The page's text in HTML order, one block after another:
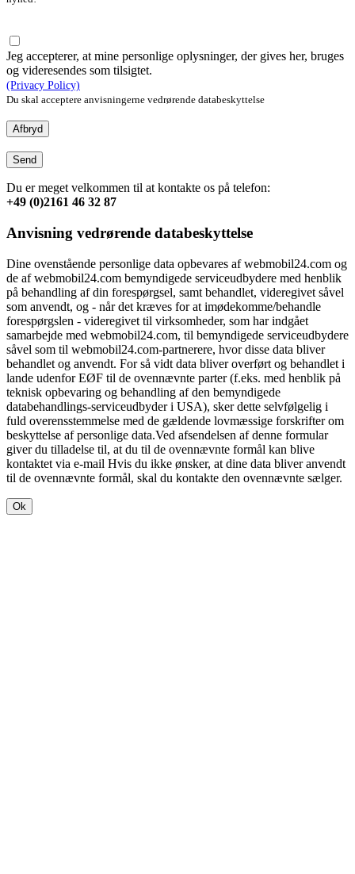
Jeg accepterer, at mine personlige oplysninger, der gives her, bruges
og videresendes som tilsigtet.
(Privacy Policy)
Du skal acceptere anvisningerne vedrørende databeskyttelse
Afbryd
Send
Du er meget velkommen til at kontakte os på telefon:
+49 (0)2161 46 32 87
Anvisning vedrørende databeskyttelse
Dine ovenstående personlige data opbevares af webmobil24.com og
de af webmobil24.com bemyndigede serviceudbydere med henblik
på behandling af din forespørgsel, samt behandlet, videregivet såvel
som anvendt, og - når det kræves for at imødekomme/behandle
forespørgslen - videregivet til virksomheder, som har indgået
samarbejde med webmobil24.com, til bemyndigede serviceudbydere
såvel som til webmobil24.com-partnerere, hvor disse data bliver
behandlet og anvendt. For så vidt data bliver overført og behandlet i
lande udenfor EØF til de ovennævnte parter (f.eks. med henblik på
teknisk opbevaring og behandling af den bemyndigede
databehandlings-serviceudbyder i USA), sker dette selvfølgelig i
fuld overensstemmelse med de gældende lovmæssige forskrifter om
beskyttelse af personlige data.Ved afsendelsen af denne formular
giver du tilladelse til, at du til de ovennævnte formål kan blive
kontaktet via e-mail Hvis du ikke ønsker, at dine data bliver anvendt
til de ovennævnte formål, skal du kontakte den ovennævnte sælger.
Ok